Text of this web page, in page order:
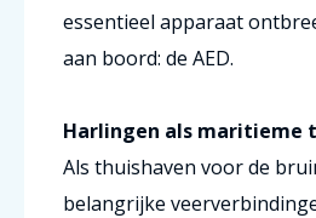
essentieel apparaat
aan boord: de AED.
Harlingen als maritieme
Als thuishaven voor de
belangrijke